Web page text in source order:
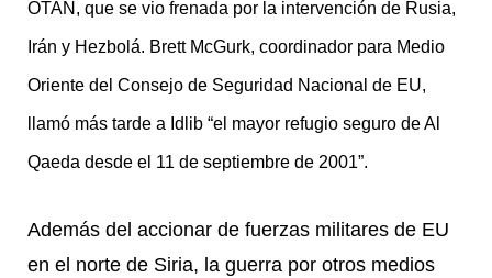
OTAN, que se vio frenada por la intervención de Rusia,
Irán y Hezbolá. Brett McGurk, coordinador para Medio
Oriente del Consejo de Seguridad Nacional de EU,
llamó más tarde a Idlib “el mayor refugio seguro de Al
Qaeda desde el 11 de septiembre de 2001”.
Además del accionar de fuerzas militares de EU
en el norte de Siria, la guerra por otros medios